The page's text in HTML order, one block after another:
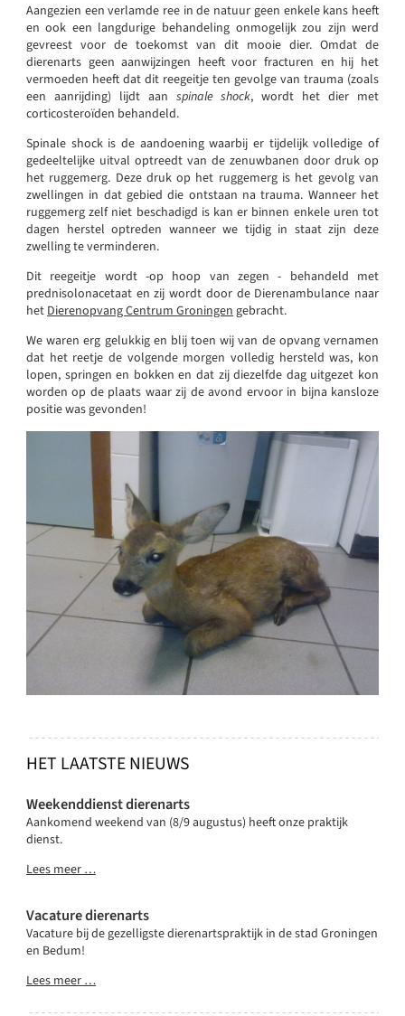
Aangezien een verlamde ree in de natuur geen enkele kans heeft
en ook een langdurige behandeling onmogelijk zou zijn werd
gevreest voor de toekomst van dit mooie dier. Omdat de
dierenarts geen aanwijzingen heeft voor fracturen en hij het
vermoeden heeft dat dit reegeitje ten gevolge van trauma (zoals
een aanrijding) lijdt aan spinale shock, wordt het dier met
corticosteroïden behandeld.
Spinale shock is de aandoening waarbij er tijdelijk volledige of
gedeeltelijke uitval optreedt van de zenuwbanen door druk op
het ruggemerg. Deze druk op het ruggemerg is het gevolg van
zwellingen in dat gebied die ontstaan na trauma. Wanneer het
ruggemerg zelf niet beschadigd is kan er binnen enkele uren tot
dagen herstel optreden wanneer we tijdig in staat zijn deze
zwelling te verminderen.
Dit reegeitje wordt -op hoop van zegen - behandeld met
prednisolonacetaat en zij wordt door de Dierenambulance naar
het Dierenopvang Centrum Groningen gebracht.
We waren erg gelukkig en blij toen wij van de opvang vernamen
dat het reetje de volgende morgen volledig hersteld was, kon
lopen, springen en bokken en dat zij diezelfde dag uitgezet kon
worden op de plaats waar zij de avond ervoor in bijna kansloze
positie was gevonden!
HET LAATSTE NIEUWS
Weekenddienst dierenarts
Aankomend weekend van (8/9 augustus) heeft onze praktijk
dienst.
Lees meer …
Vacature dierenarts
Vacature bij de gezelligste dierenartspraktijk in de stad Groningen
en Bedum!
Lees meer …